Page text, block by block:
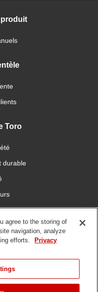
produit
Toro
durable
nous
agree to the storing of
navigation, analyze
efforts.
Privacy